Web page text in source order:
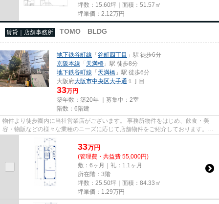
坪数：15.60坪｜面積：51.57㎡
坪単価： 2.12万円
賃貸｜店舗事務所 TOMO BLDG
地下鉄谷町線 「谷町四丁目 」駅 徒歩6分
京阪本線 「天満橋 」駅 徒歩8分
地下鉄谷町線 「天満橋 」駅 徒歩6分
大阪府大阪市中央区大手通 １丁目
33万円
築年数：築20年 ｜募集中： 2室
階数：6階建
物件より徒歩圏内に当社営業店がございます。 事務所物件をはじめ、飲食・美
容・物販などの様々な業種のニーズに応じて店舗物件をご紹介しております。
尚、弊社ではおとり広告は一切...
33万円
(管理費・共益費 55,000円)
敷：6ヶ月｜礼：1.1ヶ月
所在階：3階
坪数：25.50坪｜面積：84.33㎡
坪単価： 1.29万円